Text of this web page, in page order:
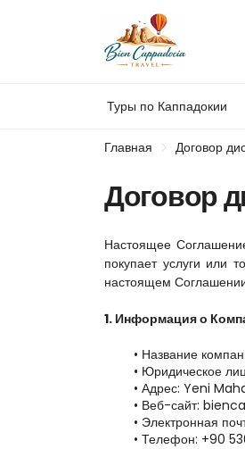
Туры по Каппадокии
Главная Договор
Договор
Настоящее
покупает услуги или
настоящем
1. Информация о
Название
Юридическое
Адрес: Yeni
Веб-сайт:
Электронная
Телефон: +90